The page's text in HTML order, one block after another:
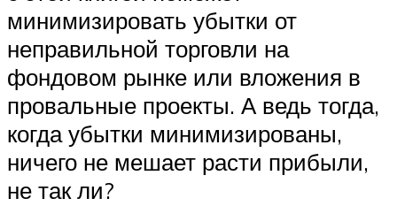
минимизировать убытки от
неправильной торговли на
фондовом рынке или вложения в
провальные проекты. А ведь тогда,
когда убытки минимизированы,
ничего не мешает расти прибыли,
не так ли?